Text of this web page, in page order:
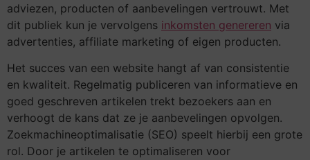
adviezen, producten of aanbevelingen vertrouwt. Met
dit publiek kun je vervolgens inkomsten genereren via
advertenties, affiliate marketing of eigen producten.
Het succes van een website hangt af van consistentie
en kwaliteit. Regelmatig publiceren van informatieve en
goed geschreven artikelen trekt bezoekers aan en
verhoogt de kans dat ze je aanbevelingen opvolgen.
Zoekmachineoptimalisatie (SEO) speelt hierbij een grote
rol. Door je artikelen te optimaliseren voor